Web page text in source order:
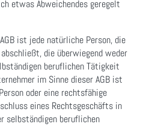
etwas Abweichendes geregelt
ist jede natürliche Person, die
die überwiegend weder
beruflichen Tätigkeit
im Sinne dieser AGB ist
oder eine rechtsfähige
eines Rechtsgeschäfts in
selbständigen beruflichen